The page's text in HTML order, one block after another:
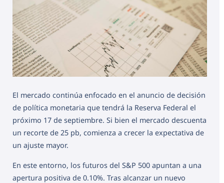
El mercado continúa enfocado en el anuncio de decisión
de política monetaria que tendrá la Reserva Federal el
próximo 17 de septiembre. Si bien el mercado descuenta
un recorte de 25 pb, comienza a crecer la expectativa de
un ajuste mayor.
En este entorno, los futuros del S&P 500 apuntan a una
apertura positiva de 0.10%. Tras alcanzar un nuevo